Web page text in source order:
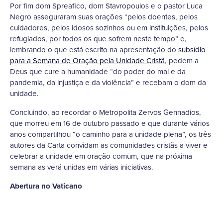
Por fim dom Spreafico, dom Stavropoulos e o pastor Luca
Negro asseguraram suas orações “pelos doentes, pelos
cuidadores, pelos idosos sozinhos ou em instituições, pelos
refugiados, por todos os que sofrem neste tempo” e,
lembrando o que está escrito na apresentação do subsídio
para a Semana de Oração pela Unidade Cristã, pedem a
Deus que cure a humanidade “do poder do mal e da
pandemia, da injustiça e da violência” e recebam o dom da
unidade.
Concluindo, ao recordar o Metropolita Zervos Gennadios,
que morreu em 16 de outubro passado e que durante vários
anos compartilhou “o caminho para a unidade plena”, os três
autores da Carta convidam as comunidades cristãs a viver e
celebrar a unidade em oração comum, que na próxima
semana as verá unidas em várias iniciativas.
Abertura no Vaticano